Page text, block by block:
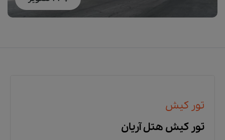
تور کیش
تور کیش هتل آریان